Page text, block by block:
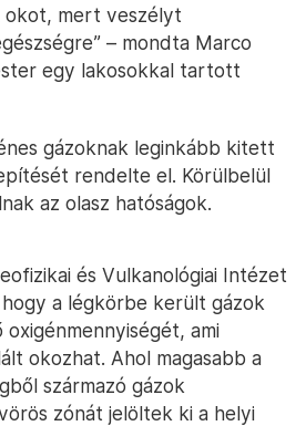
okot, mert veszélyt
– mondta Marco
egy lakosokkal tartott
gázoknak leginkább kitett
rendelte el. Körülbelül
az olasz hatóságok.
és Vulkanológiai Intézet
a légkörbe került gázok
ami
okozhat. Ahol magasabb a
származó gázok
zónát jelöltek ki a helyi